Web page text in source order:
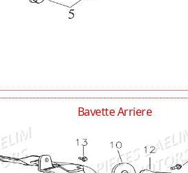
Bavette Arriere